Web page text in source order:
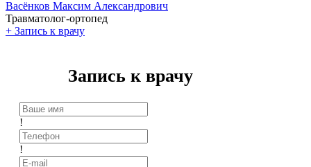
Васёнков Максим Александрович
Травматолог-ортопед
+ Запись к врачу
Запись к врачу
!
!